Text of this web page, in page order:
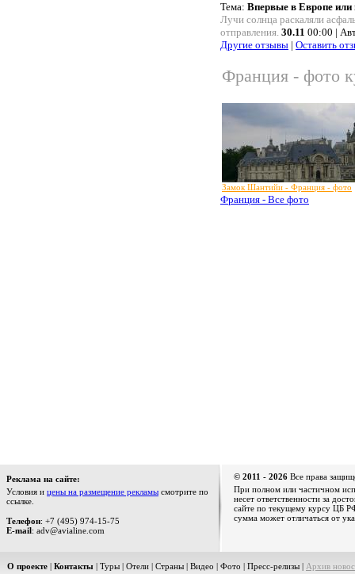
Тема: Впервые в Европе или
Лучи солнца раскаляли
отправления. 30.11 00:00 |
Другие отзывы | Оставить
Франция - фото
Замок Шантийи - Франция - фото
Франция - Все фото
Реклама на сайте:
Условия и цены на размещение рекламы смотрите по
ссылке.
Телефон: +7 (495) 974-15-75
E-mail: adv@avialine.com
© 2011 - 2026 Все права
При полном или частичном
несет ответственности за
сайте по текущему курсу ЦБ
сумма может отличаться от
О проекте | Контакты | Туры | Отели | Страны | Видео | Фото | Пресс-релизы | Архив